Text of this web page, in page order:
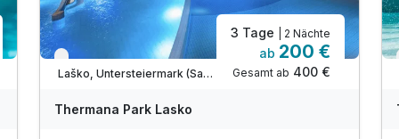
WAR
Verfügbar bis Dezember
Laško, Untersteiermark (Savinjska)
3 Tage | 2 Nächte
ab 200 €
Gesamt ab 400 €
Thermana Park Lasko